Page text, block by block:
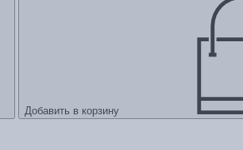
Добавить в корзину